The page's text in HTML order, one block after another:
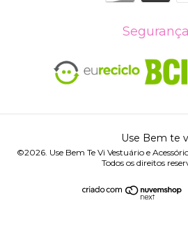
Segurança
Use Bem te
©2026. Use Bem Te Vi Vestuário e
Todos os direitos